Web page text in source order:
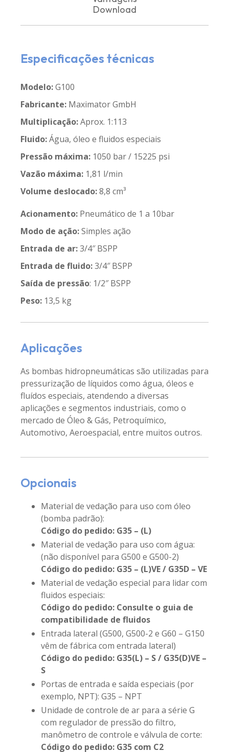
Download
Especificações técnicas
Modelo:G100
Fabricante: Maximator GmbH
Multiplicação:Aprox. 1:113
Fluido:Água, óleo e fluidos especiais
Pressão máxima: 1050 bar / 15225 psi
Vazão máxima: 1,81 l/min
Volume deslocado:8,8 cm³
Acionamento: Pneumático de 1 a 10bar
Modo de ação:Simples ação
Entrada de ar:3/4″ BSPP
Entrada de fluido:3/4″ BSPP
Saída de pressão: 1/2″ BSPP
Peso: 13,5 kg
Aplicações
As bombas hidropneumáticas são utilizadas para
pressurização de líquidos como água, óleos e
fluídos especiais, atendendo a diversas
aplicações e segmentos industriais, como o
mercado de Óleo & Gás, Petroquímico,
Automotivo, Aeroespacial, entre muitos outros.
Opcionais
Material de vedação para uso com óleo
(bomba padrão):
Código do pedido: G35 – (L)
Material de vedação para uso com água:
(não disponível para G500 e G500-2)
Código do pedido: G35 – (L)VE / G35D – VE
Material de vedação especial para lidar com
fluidos especiais:
Código do pedido: Consulte o guia de
compatibilidade de fluidos
Entrada lateral (G500, G500-2 e G60 – G150
vêm de fábrica com entrada lateral)
Código do pedido: G35(L) – S / G35(D)VE –
S
Portas de entrada e saída especiais (por
exemplo, NPT): G35 – NPT
Unidade de controle de ar para a série G
com regulador de pressão do filtro,
manômetro de controle e válvula de corte:
Código do pedido: G35 com C2